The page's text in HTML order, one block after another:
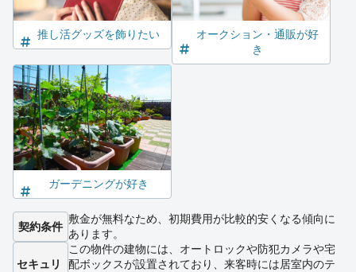
推し活グッズを飾りたい
オークション・通販が好
き
ガーデニングが好き
契約条件
敷金が無料なため、初期費用が比較的安くなる傾向に
あります。
セキュリ
この物件の建物には、オートロックや防犯カメラや宅
配ボックスが設置されており、来客時には居室内のテ